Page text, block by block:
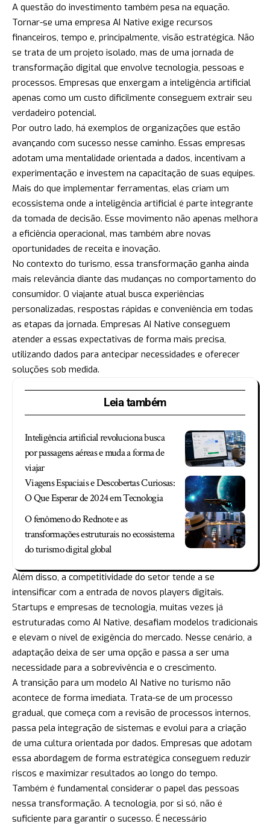
A questão do investimento também pesa na equação.
Tornar-se uma empresa AI Native exige recursos
financeiros, tempo e, principalmente, visão estratégica. Não
se trata de um projeto isolado, mas de uma jornada de
transformação digital que envolve tecnologia, pessoas e
processos. Empresas que enxergam a inteligência artificial
apenas como um custo dificilmente conseguem extrair seu
verdadeiro potencial.
Por outro lado, há exemplos de organizações que estão
avançando com sucesso nesse caminho. Essas empresas
adotam uma mentalidade orientada a dados, incentivam a
experimentação e investem na capacitação de suas equipes.
Mais do que implementar ferramentas, elas criam um
ecossistema onde a inteligência artificial é parte integrante
da tomada de decisão. Esse movimento não apenas melhora
a eficiência operacional, mas também abre novas
oportunidades de receita e inovação.
No contexto do turismo, essa transformação ganha ainda
mais relevância diante das mudanças no comportamento do
consumidor. O viajante atual busca experiências
personalizadas, respostas rápidas e conveniência em todas
as etapas da jornada. Empresas AI Native conseguem
atender a essas expectativas de forma mais precisa,
utilizando dados para antecipar necessidades e oferecer
soluções sob medida.
Leia também
Inteligência artificial revoluciona busca
por passagens aéreas e muda a forma de
viajar
Viagens Espaciais e Descobertas Curiosas:
O Que Esperar de 2024 em Tecnologia
O fenômeno do Rednote e as
transformações estruturais no ecossistema
do turismo digital global
Além disso, a competitividade do setor tende a se
intensificar com a entrada de novos players digitais.
Startups e empresas de tecnologia, muitas vezes já
estruturadas como AI Native, desafiam modelos tradicionais
e elevam o nível de exigência do mercado. Nesse cenário, a
adaptação deixa de ser uma opção e passa a ser uma
necessidade para a sobrevivência e o crescimento.
A transição para um modelo AI Native no turismo não
acontece de forma imediata. Trata-se de um processo
gradual, que começa com a revisão de processos internos,
passa pela integração de sistemas e evolui para a criação
de uma cultura orientada por dados. Empresas que adotam
essa abordagem de forma estratégica conseguem reduzir
riscos e maximizar resultados ao longo do tempo.
Também é fundamental considerar o papel das pessoas
nessa transformação. A tecnologia, por si só, não é
suficiente para garantir o sucesso. É necessário